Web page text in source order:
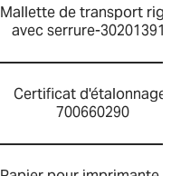
Mallette de transport rigide
avec serrure-302013912
Certificat d'étalonnage-
700660290